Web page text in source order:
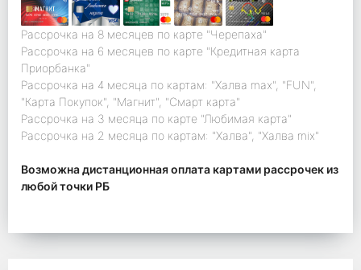
Рассрочка на 8 месяцев по карте "Черепаха"
Рассрочка на 6 месяцев по карте "Кредитная карта
Приорбанка"
Рассрочка на 4 месяца по картам: "Халва max", "FUN",
"Карта Покупок", "Магнит", "Смарт карта"
Рассрочка на 3 месяца по карте "Любимая карта"
Рассрочка на 2 месяца по картам: "Халва", "Халва mix"
Возможна дистанционная оплата картами рассрочек из
любой точки РБ